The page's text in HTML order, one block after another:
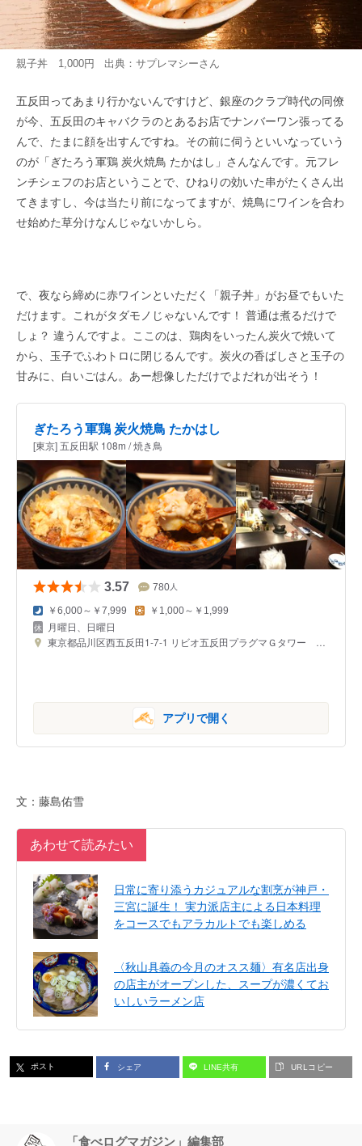
親子丼 1,000円 出典： サプレマシーさん
五反田ってあまり行かないんですけど、銀座のクラブ時代の同僚
が今、五反田のキャバクラのとあるお店でナンバーワン張ってる
んで、たまに顔を出すんですね。その前に伺うといいなっていう
のが「ぎたろう軍鶏 炭火焼鳥 たかはし」さんなんです。元フレ
ンチシェフのお店ということで、ひねりの効いた串がたくさん出
てきますし、今は当たり前になってますが、焼鳥にワインを合わ
せ始めた草分けなんじゃないかしら。
で、夜なら締めに赤ワインといただく「親子丼」がお昼でもいた
だけます。これがタダモノじゃないんです！ 普通は煮るだけで
しょ？ 違うんですよ。ここのは、鶏肉をいったん炭火で焼いて
から、玉子でふわトロに閉じるんです。炭火の香ばしさと玉子の
甘みに、白いごはん。あー想像しただけでよだれが出そう！
ぎたろう軍鶏 炭火焼鳥 たかはし
[東京] 五反田駅 108m / 焼き鳥
3.57 780人
￥6,000～￥7,999 ￥1,000～￥1,999
月曜日、日曜日
東京都品川区西五反田1-7-1 リビオ五反田プラグマＧタワー ２Ｆ
アプリで開く
文：藤島佑雪
あわせて読みたい
日常に寄り添うカジュアルな割烹が神戸・
三宮に誕生！ 実力派店主による日本料理
をコースでもアラカルトでも楽しめる
〈秋山具義の今月のオスス麺〉有名店出身
の店主がオープンした、スープが濃くてお
いしいラーメン店
ポスト シェア LINE共有 URLコピー
「食べログマガジン」編集部